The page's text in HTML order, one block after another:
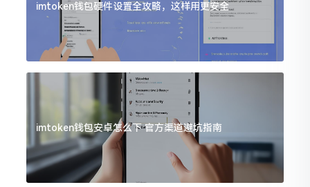
imtoken钱包硬件设置全攻略，这样用更安全
imtoken钱包安卓怎么下 官方渠道避坑指南